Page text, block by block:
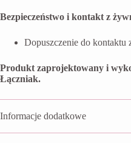
Bezpieczeństwo i kontakt z
Dopuszczenie do kontaktu
Produkt zaprojektowany i
Łączniak.
Informacje dodatkowe